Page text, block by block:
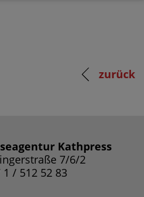
zurück
Kathpress
7/6/2
/ 512 52 83